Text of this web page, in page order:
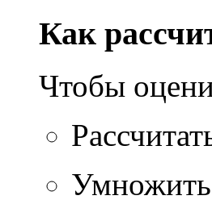
Как
Чтобы
Умножить